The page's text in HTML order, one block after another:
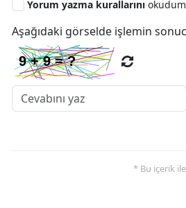
Yorum yazma kurallarını
Aşağıdaki görselde işlemin
* Bu içerik